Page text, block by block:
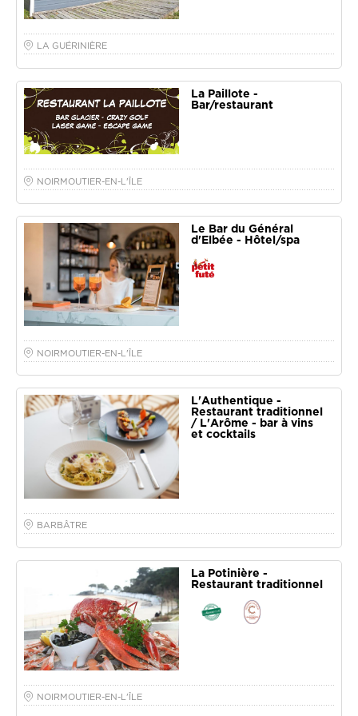
LA GUÉRINIÈRE
La Paillote -
Bar/restaurant
NOIRMOUTIER-EN-L'ÎLE
Le Bar du Général
d'Elbée - Hôtel/spa
NOIRMOUTIER-EN-L'ÎLE
L'Authentique -
Restaurant traditionnel
/ L'Arôme - bar à vins
et cocktails
BARBÂTRE
La Potinière -
Restaurant traditionnel
NOIRMOUTIER-EN-L'ÎLE